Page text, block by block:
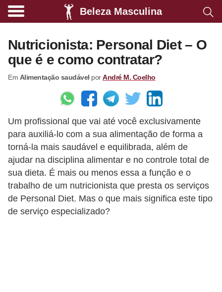
Beleza Masculina
Nutricionista: Personal Diet – O
que é e como contratar?
Em Alimentação saudável porAndré M. Coelho
Um profissional que vai até você exclusivamente
para auxiliá-lo com a sua alimentação de forma a
torná-la mais saudável e equilibrada, além de
ajudar na disciplina alimentar e no controle total de
sua dieta. É mais ou menos essa a função e o
trabalho de um nutricionista que presta os serviços
de Personal Diet. Mas o que mais significa este tipo
de serviço especializado?
A
i
m
e
a
ç
ã
o
s
a
u